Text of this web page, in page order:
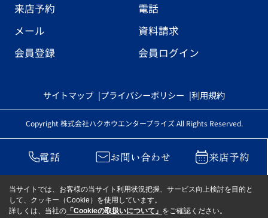
来店予約
電話
メール
資料請求
会員登録
会員ログイン
サイトマップ プライバシーポリシー 利用規約
Copyright 株式会社ハクホウエンタープライズ All Rights Reserved.
電話 お問い合わせ 来店予約
当サイトでは、お客様の当サイト利用状況把握、サービス向上検討を目的と
して、クッキー（Cookie）を使用しています。
詳しくは、当社の 「Cookieの取扱いについて」 をご確認ください。